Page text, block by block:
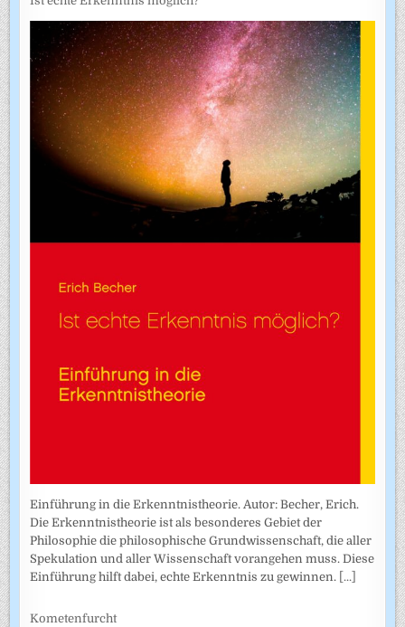
Einführung in die Erkenntnistheorie. Autor: Becher, Erich.
Die Erkenntnistheorie ist als besonderes Gebiet der
Philosophie die philosophische Grundwissenschaft, die aller
Spekulation und aller Wissenschaft vorangehen muss. Diese
Einführung hilft dabei, echte Erkenntnis zu gewinnen. [...]
Kometenfurcht